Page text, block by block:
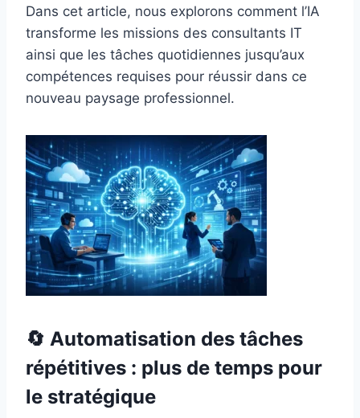
Dans cet article, nous explorons comment l’IA
transforme les missions des consultants IT
ainsi que les tâches quotidiennes jusqu’aux
compétences requises pour réussir dans ce
nouveau paysage professionnel.
🔄 Automatisation des tâches
répétitives : plus de temps pour
le stratégique